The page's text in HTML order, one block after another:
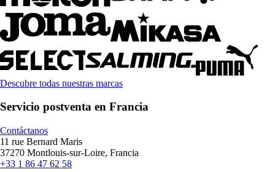
Descubre todas nuestras marcas
Servicio postventa en Francia
Contáctanos
11 rue Bernard Maris
37270 Montlouis-sur-Loire, Francia
+33 1 86 47 62 58